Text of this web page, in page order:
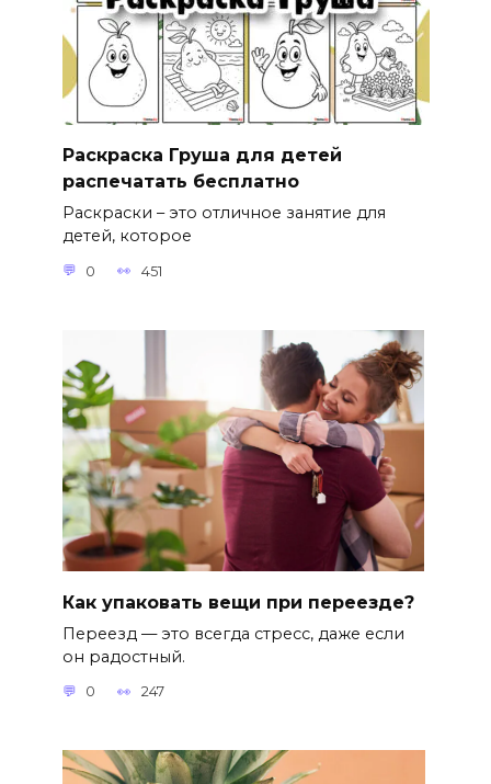
Раскраска Груша для детей
распечатать бесплатно
Раскраски – это отличное занятие для
детей, которое
0 451
Как упаковать вещи при переезде?
Переезд — это всегда стресс, даже если
он радостный.
0 247